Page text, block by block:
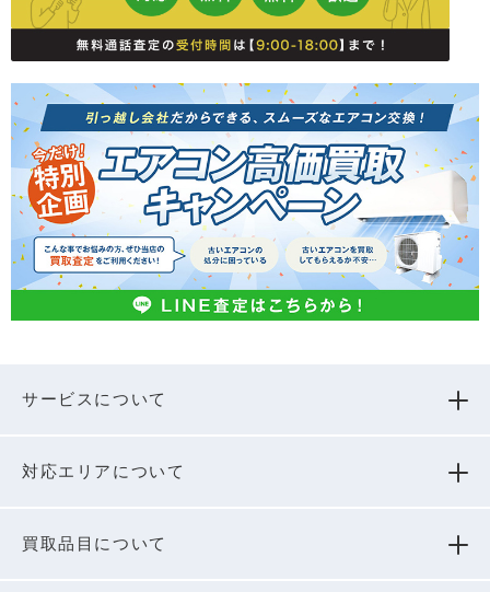
サービスについて
対応エリアについて
買取品⽬について